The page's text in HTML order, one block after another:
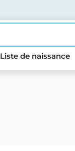
Liste de naissance